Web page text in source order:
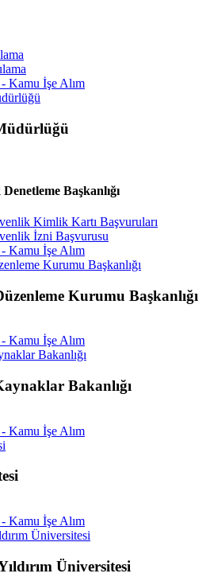
Kamu İşe Alım
Başkanlığı
Kimlik Kartı Başvuruları
İzni Başvurusu
Kamu İşe Alım
Kurumu Başkanlığı
Kamu İşe Alım
Bakanlığı
Kamu İşe Alım
Kamu İşe Alım
Üniversitesi